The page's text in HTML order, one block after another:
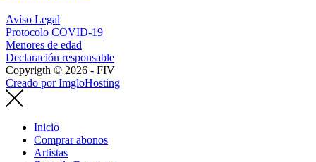
Avíso Legal
Protocolo COVID-19
Menores de edad
Declaración responsable
Copyrigth © 2026 - FIV
Creado por ImgloHosting
Inicio
Comprar abonos
Artistas